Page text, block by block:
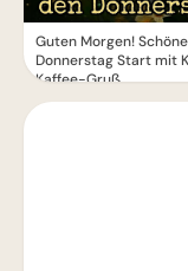
Guten Morgen!
Donnerstag Start mit
Kaffee-Gruß